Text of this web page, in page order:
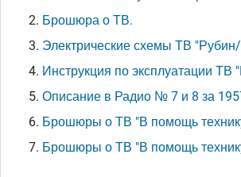
Брошюра о ТВ.
Электрические схемы ТВ
Инструкция по эксплуатации ТВ
Описание в Радио № 7 и 8 за
Брошюры о ТВ "В помощь
Брошюры о ТВ "В помощь